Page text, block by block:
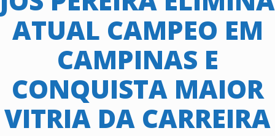
ATUAL CAMPEO EM
CAMPINAS E
CONQUISTA MAIOR
VITRIA DA CARREIRA